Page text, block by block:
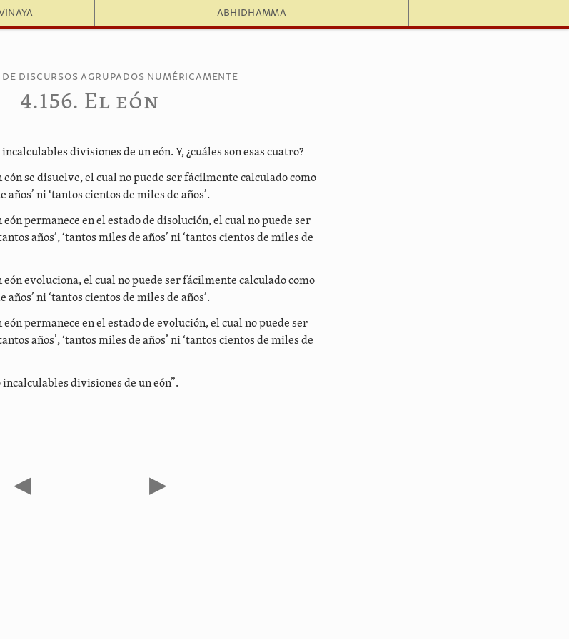
Abhidhamma
discursos agrupados numéricamente
4.156. El eón
divisiones de un eón. Y, ¿cuáles son esas cuatro?
se disuelve, el cual no puede ser fácilmente calculado como
años’ ni ‘tantos cientos de miles de años’.
permanece en el estado de disolución, el cual no puede ser
años’, ‘tantos miles de años’ ni ‘tantos cientos de miles de
evoluciona, el cual no puede ser fácilmente calculado como
años’ ni ‘tantos cientos de miles de años’.
permanece en el estado de evolución, el cual no puede ser
años’, ‘tantos miles de años’ ni ‘tantos cientos de miles de
incalculables divisiones de un eón”.
◀ ▶